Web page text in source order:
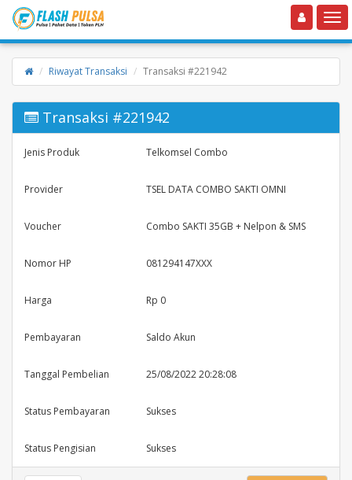
Toggle navigation
Riwayat Transaksi Transaksi #221942
Transaksi #221942
Jenis Produk Telkomsel Combo
Provider TSEL DATA COMBO SAKTI OMNI
Voucher Combo SAKTI 35GB + Nelpon & SMS
Nomor HP 081294147XXX
Harga Rp 0
Pembayaran Saldo Akun
Tanggal Pembelian 25/08/2022 20:28:08
Status Pembayaran Sukses
Status Pengisian Sukses